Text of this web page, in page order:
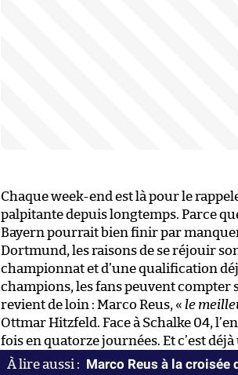
Chaque week-end est là pour le
palpitante depuis longtemps. Parce
Bayern pourrait bien finir par
Dortmund, les raisons de se réjouir
championnat et d’une qualification
champions, les fans peuvent
revient de loin : Marco Reus, « le
Ottmar Hitzfeld. Face à Schalke 04,
fois en quatorze journées. Et c’est
Marco Reus à la croisée